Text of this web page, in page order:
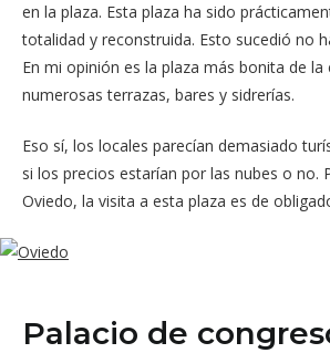
en la plaza. Esta plaza ha sido
totalidad y reconstruida. Esto sucedió no
En mi opinión es la plaza más bonita de la
numerosas terrazas, bares y sidrerías.
Eso sí, los locales parecían demasiado
si los precios estarían por las nubes o no.
Oviedo, la visita a esta plaza es de
Palacio de